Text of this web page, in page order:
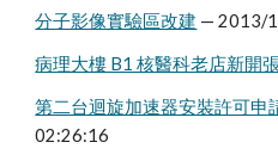
分子影像實驗區改建 — 2013/
病理大樓 B1 核醫科老店新開
第二台迴旋加速器安裝許可申
02:26:16